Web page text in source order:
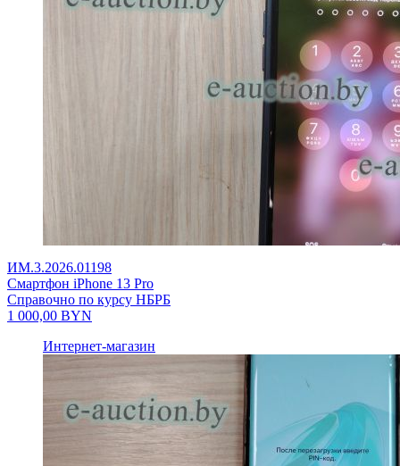
ИМ.3.2026.01198
Смартфон iPhone 13 Pro
Справочно по курсу НБРБ
1 000,00 BYN
Интернет-магазин